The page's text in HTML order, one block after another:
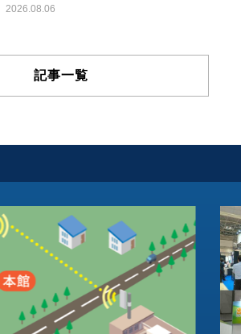
2026.08.06
記事一覧